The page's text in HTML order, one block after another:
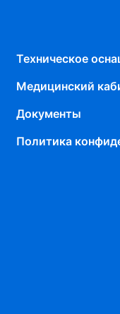
Техническое
Медицинский
Документы
Политика